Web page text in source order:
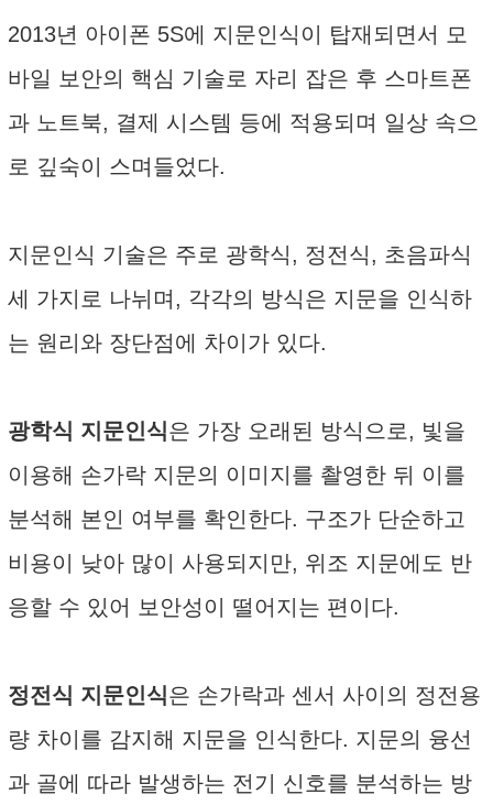
2013년 아이폰 5S에 지문인식이 탑재되면서 모
바일 보안의 핵심 기술로 자리 잡은 후 스마트폰
과 노트북, 결제 시스템 등에 적용되며 일상 속으
로 깊숙이 스며들었다.
지문인식 기술은 주로 광학식, 정전식, 초음파식
세 가지로 나뉘며, 각각의 방식은 지문을 인식하
는 원리와 장단점에 차이가 있다.
광학식 지문인식은 가장 오래된 방식으로, 빛을
이용해 손가락 지문의 이미지를 촬영한 뒤 이를
분석해 본인 여부를 확인한다. 구조가 단순하고
비용이 낮아 많이 사용되지만, 위조 지문에도 반
응할 수 있어 보안성이 떨어지는 편이다.
정전식 지문인식은 손가락과 센서 사이의 정전용
량 차이를 감지해 지문을 인식한다. 지문의 융선
과 골에 따라 발생하는 전기 신호를 분석하는 방